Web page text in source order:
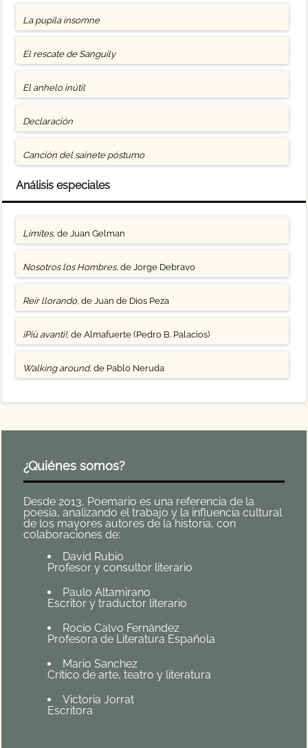
La pupila insomne
El rescate de Sanguily
El anhelo inútil
Declaración
Canción del sainete póstumo
Análisis especiales
Límites, de Juan Gelman
Nosotros los Hombres, de Jorge Debravo
Reír llorando, de Juan de Dios Peza
¡Più avanti!, de Almafuerte (Pedro B. Palacios)
Walking around, de Pablo Neruda
¿Quiénes somos?
Desde 2013, Poemario es una referencia de la
poesía, analizando el trabajo y la influencia cultural
de los mayores autores de la historia, con
colaboraciones de:
David Rubio
Profesor y consultor literario
Paulo Altamirano
Escritor y traductor literario
Rocío Calvo Fernández
Profesora de Literatura Española
Mario Sanchez
Crítico de arte, teatro y literatura
Victoria Jorrat
Escritora